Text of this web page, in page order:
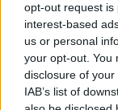
opt-out request is
interest-based
us or personal
your opt-out. You
disclosure of
IAB’s list of